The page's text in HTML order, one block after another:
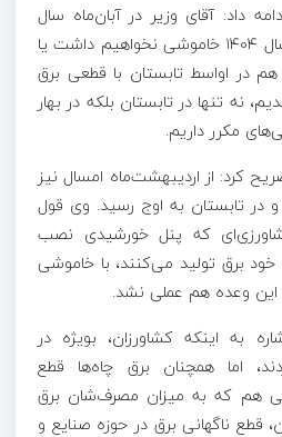
داد: آقای وزیر در آبان‌ماه سال
گذشته وعده دادد که در سال ۱۴۰۴ خاموشی نخواهیم داشت یا
در اواسط تابستان با قطعی برق
نه تنها در تابستان بلکه در بهار
مکرر داریم.
کرد: از اردیبهشت‌ماه امسال نیز
تابستان به اوج رسید. وی قول
که پنل خورشیدی نصب
برق تولید می‌کنند، با خاموشی
این وعده هم عملی نشد.
به اینکه کشاورزان، بویژه در
اما همچنان برق چاه‌ها قطع
هم که به میزان مصرف‌شان برق
قطع ناگهانی برق در حوزه صنایع و